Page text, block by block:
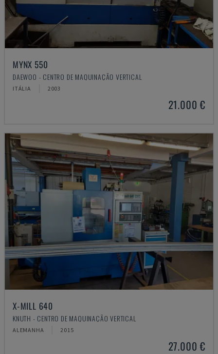
MYNX 550
DAEWOO - CENTRO DE MAQUINAÇÃO VERTICAL
ITÁLIA 2003
21.000 €
X-MILL 640
KNUTH - CENTRO DE MAQUINAÇÃO VERTICAL
ALEMANHA 2015
27.000 €